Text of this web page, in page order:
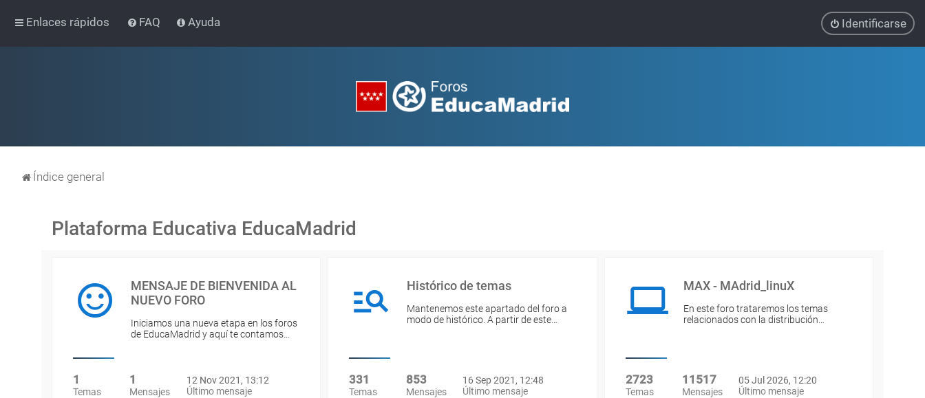
Enlaces rápidos FAQ Ayuda Identificarse
Índice general
Plataforma Educativa EducaMadrid
MENSAJE DE BIENVENIDA AL
NUEVO FORO
Iniciamos una nueva etapa en los foros
de EducaMadrid y aquí te contamos…
1
Temas
1
Mensajes
12 Nov 2021, 13:12
Último mensaje
Histórico de temas
Mantenemos este apartado del foro a
modo de histórico. A partir de este…
331
Temas
853
Mensajes
16 Sep 2021, 12:48
Último mensaje
MAX - MAdrid_linuX
En este foro trataremos los temas
relacionados con la distribución…
2723
Temas
11517
Mensajes
05 Jul 2026, 12:20
Último mensaje